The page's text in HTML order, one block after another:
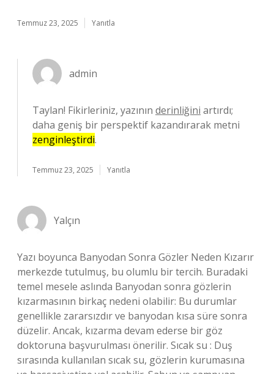
Temmuz 23, 2025 Yanıtla
admin
Taylan! Fikirleriniz, yazının derinliğini artırdı;
daha geniş bir perspektif kazandırarak metni
zenginleştirdi.
Temmuz 23, 2025 Yanıtla
Yalçın
Yazı boyunca Banyodan Sonra Gözler Neden Kızarır
merkezde tutulmuş, bu olumlu bir tercih. Buradaki
temel mesele aslında Banyodan sonra gözlerin
kızarmasının birkaç nedeni olabilir: Bu durumlar
genellikle zararsızdır ve banyodan kısa süre sonra
düzelir. Ancak, kızarma devam ederse bir göz
doktoruna başvurulması önerilir. Sıcak su : Duş
sırasında kullanılan sıcak su, gözlerin kurumasına